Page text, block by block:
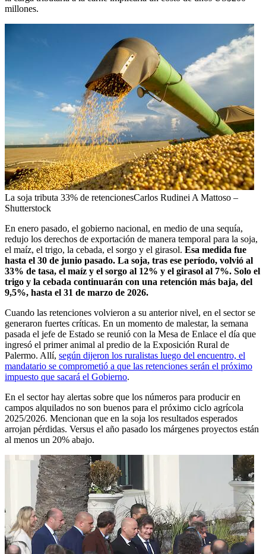
millones.
La soja tributa 33% de retencionesCarlos Rudinei A Mattoso –
Shutterstock
En enero pasado, el gobierno nacional, en medio de una sequía,
redujo los derechos de exportación de manera temporal para la soja,
el maíz, el trigo, la cebada, el sorgo y el girasol. Esa medida fue
hasta el 30 de junio pasado. La soja, tras ese período, volvió al
33% de tasa, el maíz y el sorgo al 12% y el girasol al 7%. Solo el
trigo y la cebada continuarán con una retención más baja, del
9,5%, hasta el 31 de marzo de 2026.
Cuando las retenciones volvieron a su anterior nivel, en el sector se
generaron fuertes críticas. En un momento de malestar, la semana
pasada el jefe de Estado se reunió con la Mesa de Enlace el día que
ingresó el primer animal al predio de la Exposición Rural de
Palermo. Allí, según dijeron los ruralistas luego del encuentro, el
mandatario se comprometió a que las retenciones serán el próximo
impuesto que sacará el Gobierno.
En el sector hay alertas sobre que los números para producir en
campos alquilados no son buenos para el próximo ciclo agrícola
2025/2026. Mencionan que en la soja los resultados esperados
arrojan pérdidas. Versus el año pasado los márgenes proyectos están
al menos un 20% abajo.